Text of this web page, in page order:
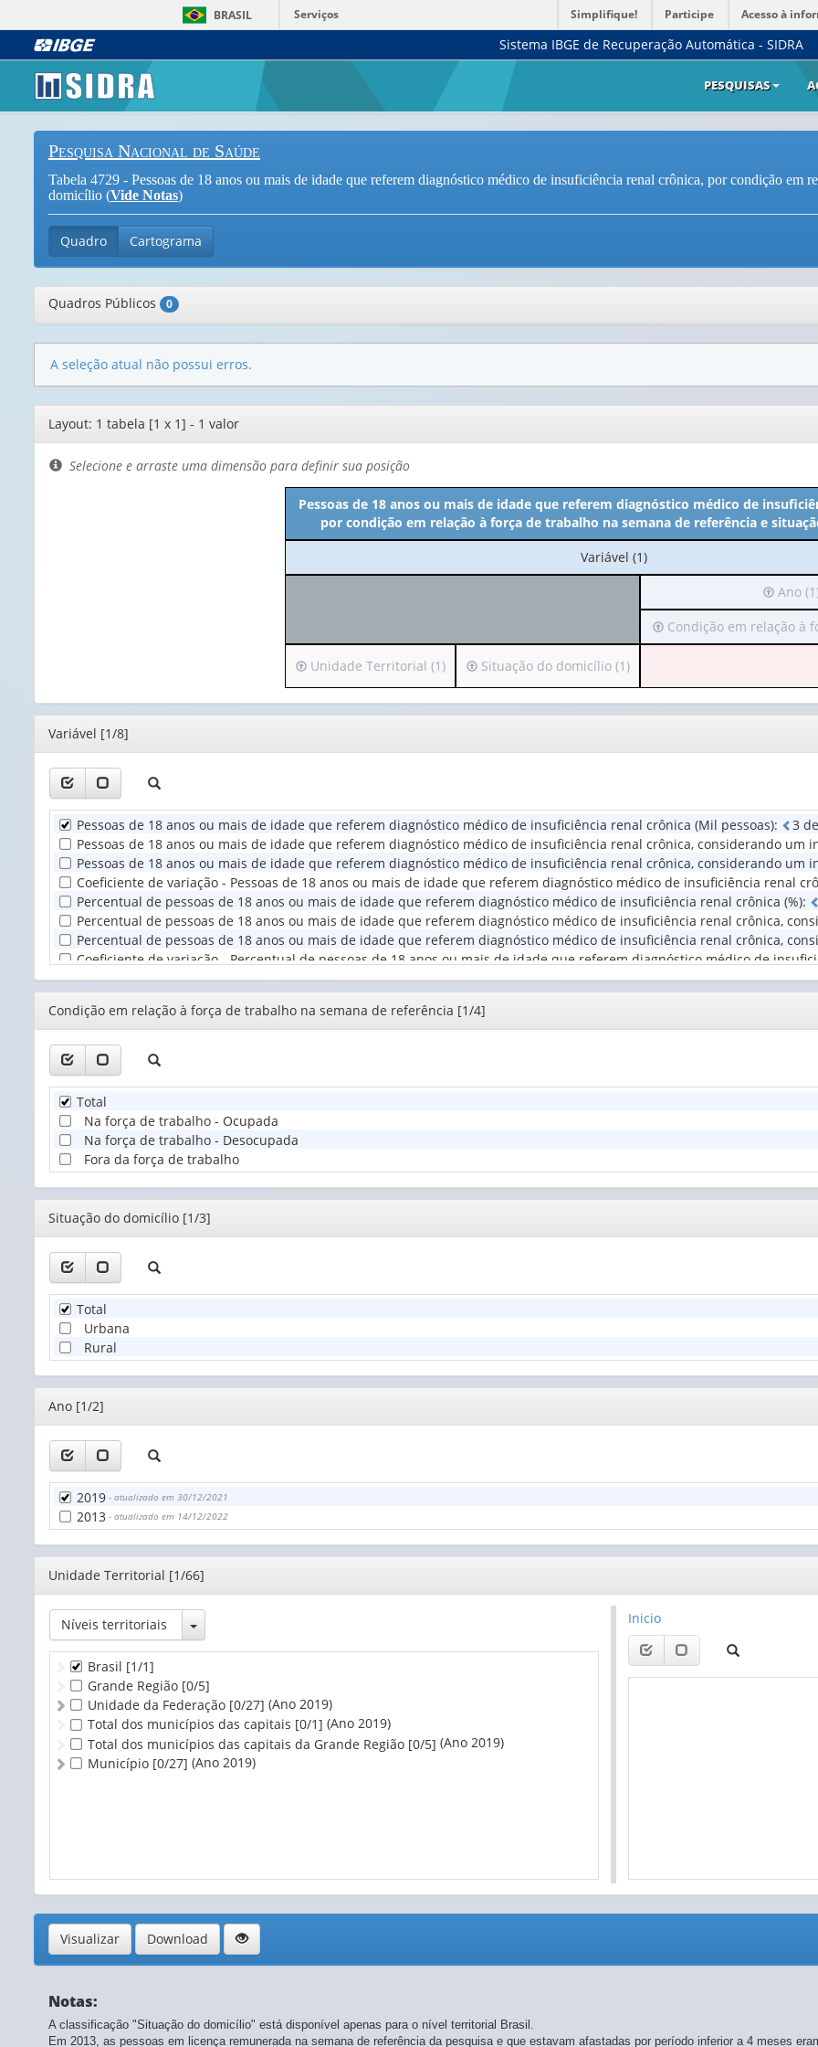
BRASIL Serviços Simplifique! Participe Acesso à
Sistema IBGE de Recuperação Automática - SIDRA
PESQUISAS
Pesquisa Nacional de Saúde
Tabela 4729 - Pessoas de 18 anos ou mais de idade que referem diagnóstico médico de insuficiência renal crônica, por condição em
domicílio (Vide Notas)
Quadro Cartograma
Quadros Públicos 0
A seleção atual não possui erros.
Editor
de
layout
Layout: 1 tabela [1 x 1] - 1 valor
Selecione e arraste uma dimensão para definir sua posição
Pessoas de 18 anos ou mais de idade que referem diagnóstico médico de
por condição em relação à força de trabalho na semana de referência e
No
cabeçalho:
Variável (1)
Irá
para
o
1
valor):
Ano
Ano
Irá
para
(possui
apenas
valor):
em
relação
à
força
de
trabal...
(1)
Condição em relação à
Irá
para
o
cabeçalho
apenas
Unidade
Territorial
(1)
Unidade Territorial (1)
Irá
para
o
cabeçalho
apenas
Situação
do
domicílio
(1)
Situação do domicílio (1)
Editor
Variável [1/8]
Pessoas de 18 anos ou mais de idade que referem diagnóstico médico de insuficiência renal crônica (Mil pessoas): 3 de
Pessoas de 18 anos ou mais de idade que referem diagnóstico médico de insuficiência renal crônica, considerando um
Pessoas de 18 anos ou mais de idade que referem diagnóstico médico de insuficiência renal crônica, considerando um
Coeficiente de variação - Pessoas de 18 anos ou mais de idade que referem diagnóstico médico de insuficiência renal
Percentual de pessoas de 18 anos ou mais de idade que referem diagnóstico médico de insuficiência renal crônica (%):
Percentual de pessoas de 18 anos ou mais de idade que referem diagnóstico médico de insuficiência renal crônica,
Percentual de pessoas de 18 anos ou mais de idade que referem diagnóstico médico de insuficiência renal crônica,
Coeficiente de variação - Percentual de pessoas de 18 anos ou mais de idade que referem diagnóstico médico de
Editor
Condição em relação à força de trabalho na semana de referência [1/4]
Total
Na força de trabalho - Ocupada
Na força de trabalho - Desocupada
Fora da força de trabalho
Editor
Situação do domicílio [1/3]
Total
Urbana
Rural
Editor
Ano [1/2]
2019 - atualizado em 30/12/2021
2013 - atualizado em 14/12/2022
Editor
Unidade Territorial [1/66]
Níveis territoriais Toggle Dropdown
Brasil [1/1]
Grande Região [0/5]
Unidade da Federação [0/27] (Ano 2019)
Total dos municípios das capitais [0/1] (Ano 2019)
Total dos municípios das capitais da Grande Região [0/5] (Ano 2019)
Município [0/27] (Ano 2019)
Inicio
Visualizar Download
Notas:
A classificação "Situação do domicílio" está disponível apenas para o nível territorial Brasil.
Em 2013, as pessoas em licença remunerada na semana de referência da pesquisa e que estavam afastadas por período inferior a 4 meses